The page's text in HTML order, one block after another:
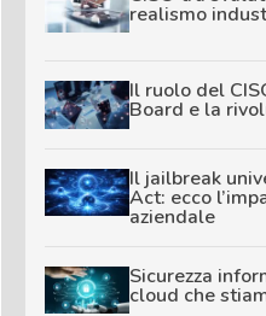
realismo
Il ruolo del
Board e la
Il jailbreak
Act: ecco
aziendale
Sicurezza
cloud che